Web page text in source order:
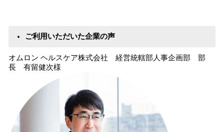
ご利用いただいた企業の声
オムロン ヘルスケア株式会社 経営統轄部人事企画部 部
長 有留健次様